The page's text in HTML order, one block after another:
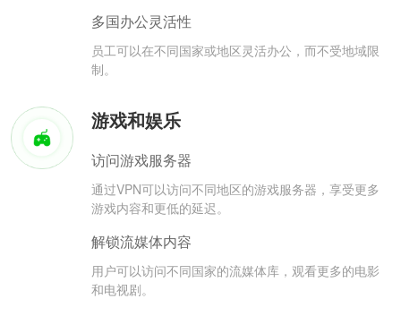
多国办公灵活性
员工可以在不同国家或地区灵活办公，而不受地域限
制。
游戏和娱乐
访问游戏服务器
通过VPN可以访问不同地区的游戏服务器，享受更多
游戏内容和更低的延迟。
解锁流媒体内容
用户可以访问不同国家的流媒体库，观看更多的电影
和电视剧。